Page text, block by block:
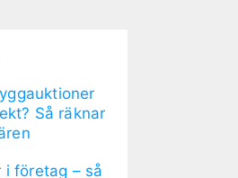
Så räknar
i företag – så